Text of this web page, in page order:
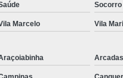
Socorro
Marcelo Vila
Arcadas